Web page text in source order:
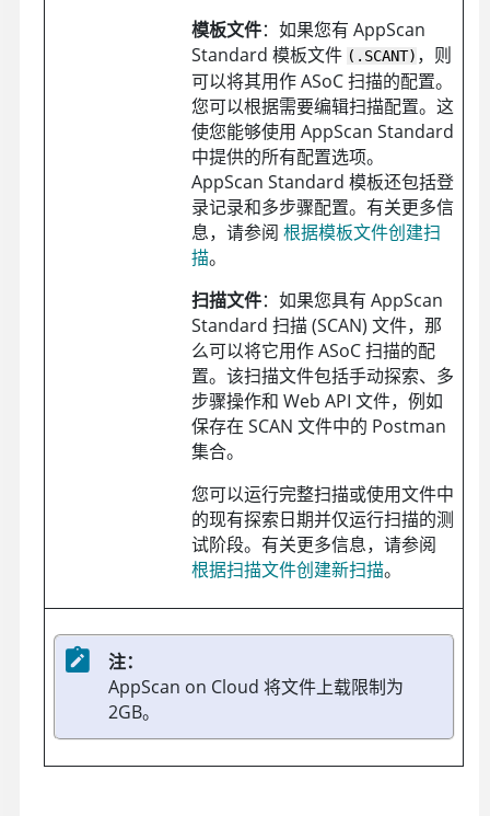
模板文件：如果您有 AppScan
Standard 模板文件 (.SCANT) ，则
可以将其用作ASoC扫描的配置。
您可以根据需要编辑扫描配置。这
使您能够使用 AppScan Standard
中提供的所有配置选项。
AppScan Standard 模板还包括登
录记录和多步骤配置。有关更多信
息，请参阅 根据模板文件创建扫
描。
扫描文件：如果您具有 AppScan
Standard 扫描 (SCAN) 文件，那
么可以将它用作ASoC扫描的配
置。该扫描文件包括手动探索、多
步骤操作和 Web API 文件，例如
保存在 SCAN 文件中的 Postman
集合。
您可以运行完整扫描或使用文件中
的现有探索日期并仅运行扫描的测
试阶段。有关更多信息，请参阅
根据扫描文件创建新扫描。
注：
AppScan on Cloud 将文件上载限制为
2GB。